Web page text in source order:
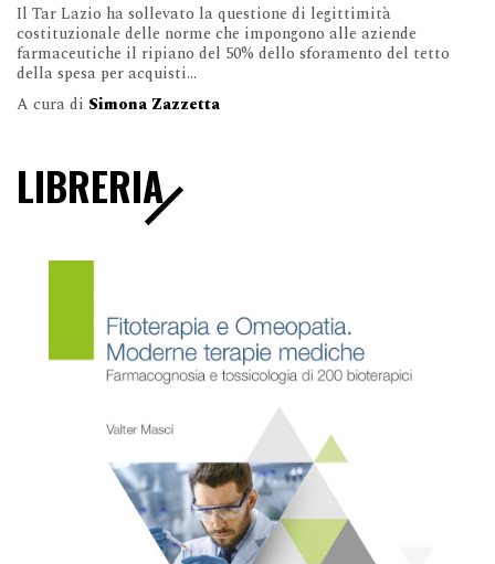
Il Tar Lazio ha sollevato la questione di legittimità
costituzionale delle norme che impongono alle aziende
farmaceutiche il ripiano del 50% dello sforamento del tetto
della spesa per acquisti...
A cura di Simona Zazzetta
LIBRERIA